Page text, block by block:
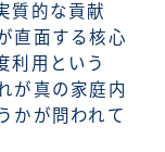
質的な貢献
直面する核心
利用という
が真の家庭内
かが問われて